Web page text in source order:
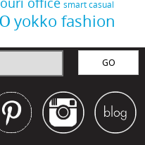
smart casual
yokko fashion